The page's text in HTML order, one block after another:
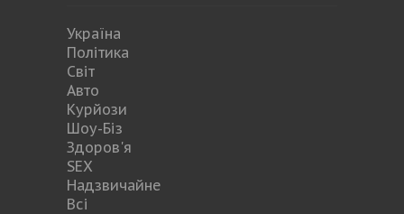
Україна
Політика
Світ
Авто
Курйози
Шоу-Біз
Здоров'я
SEX
Надзвичайне
Всі